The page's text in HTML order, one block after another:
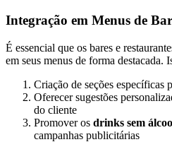
Integração em Menus de
É essencial que os bares e
em seus menus de forma destacada.
Criação de seções específicas
Oferecer sugestões
do cliente
Promover os drinks sem
campanhas publicitárias